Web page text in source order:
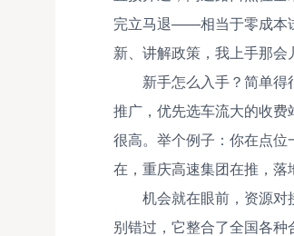
完立马退——相当于零成本
新、讲解政策，我上手那会
新手怎么入手？简单
推广，优先选车流大的收
很高。举个例子：你在点
在，重庆高速集团在推，落
机会就在眼前，资源
别错过，它整合了全国各